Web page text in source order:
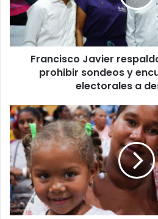
de
prohibir
sondeos
y
encuestas
político-
destiempo
Francisco Javier
prohibir sondeos y
electorales a
Madre
de
Barahona
sale
gana
construcción
de
su
vivienda